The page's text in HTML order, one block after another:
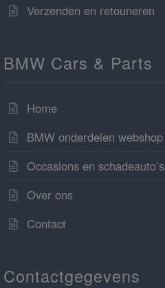
Verzenden en retouneren
BMW Cars & Parts
Home
BMW onderdelen webshop
Occasions en schadeauto’s
Over ons
Contact
Contactgegevens